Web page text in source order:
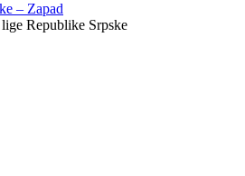
– Zapad
Republike Srpske